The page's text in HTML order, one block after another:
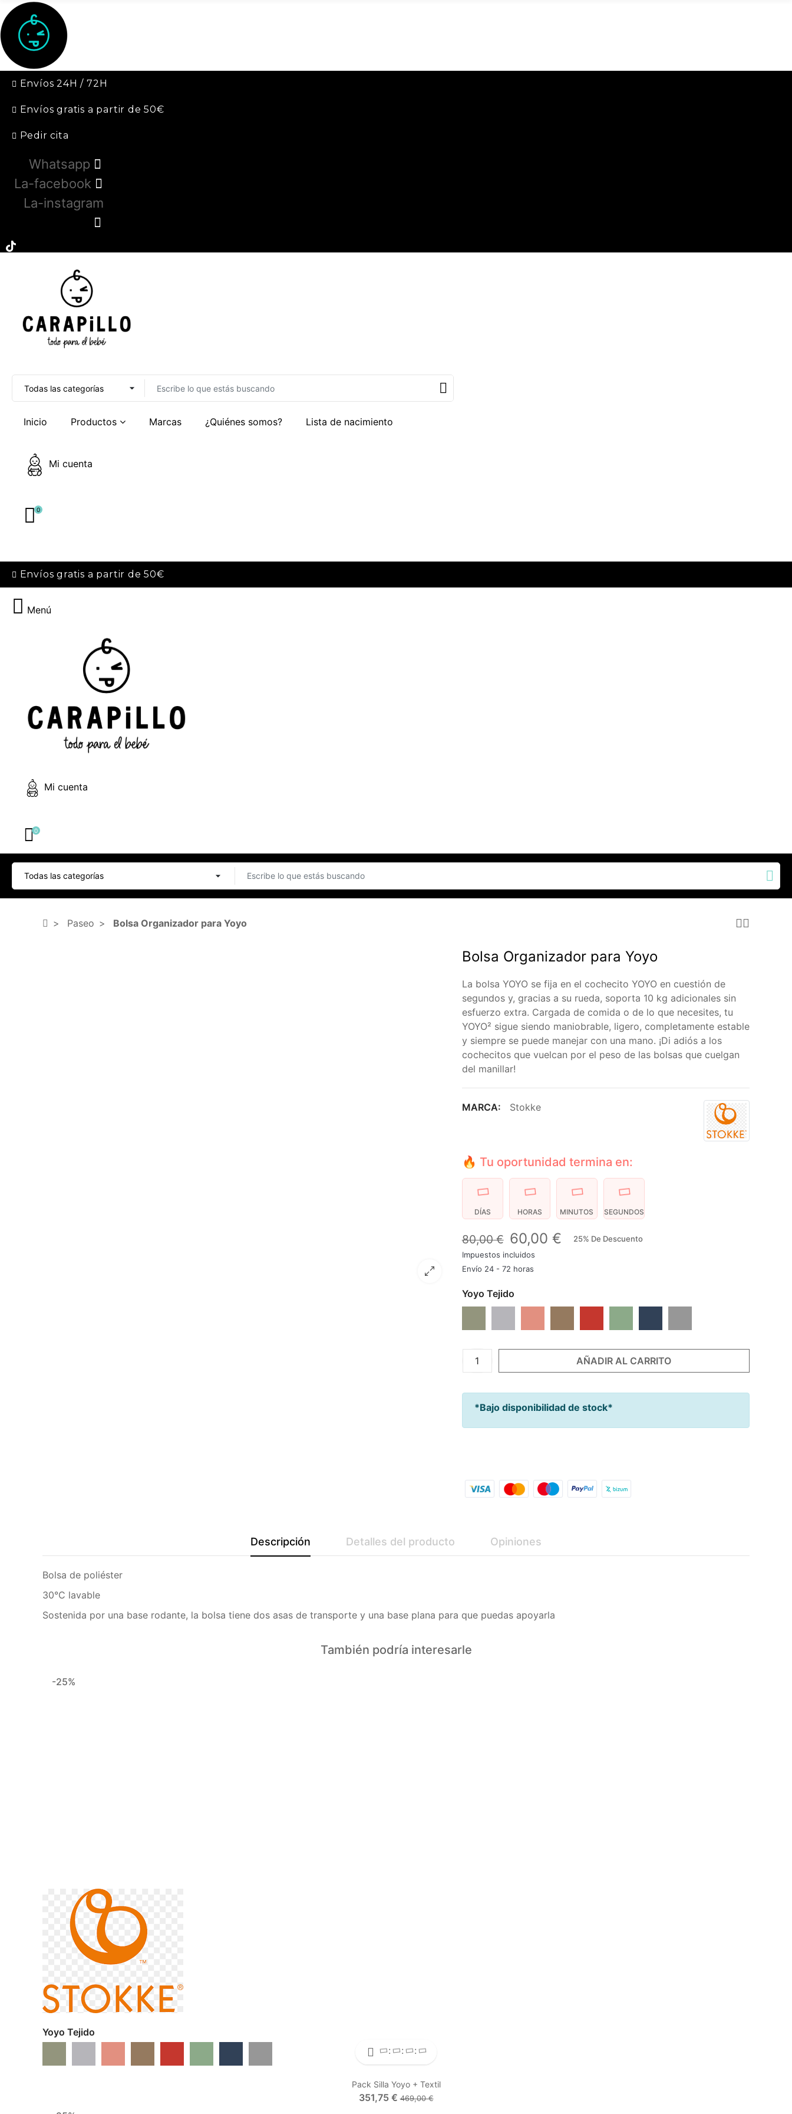
Envíos 24H / 72H
Envíos gratis a partir de 50€
Pedir cita
Whatsapp
La-facebook
La-instagram
Inicio Productos Marcas ¿Quiénes somos? Lista de nacimiento
Mi cuenta
0
Envíos gratis a partir de 50€
Menú
Mi cuenta
0
Paseo Bolsa Organizador para Yoyo
Bolsa Organizador para Yoyo
La bolsa YOYO se fija en el cochecito YOYO en cuestión de
segundos y, gracias a su rueda, soporta 10 kg adicionales sin
esfuerzo extra. Cargada de comida o de lo que necesites, tu
YOYO² sigue siendo maniobrable, ligero, completamente estable
y siempre se puede manejar con una mano. ¡Di adiós a los
cochecitos que vuelcan por el peso de las bolsas que cuelgan
del manillar!
MARCA: Stokke
🔥 Tu oportunidad termina en:
DÍAS HORAS MINUTOS SEGUNDOS
80,00 € 60,00 €
25% De Descuento
Impuestos incluidos
Envío 24 - 72 horas
Yoyo Tejido
AÑADIR AL CARRITO
*Bajo disponibilidad de stock*
Descripción Detalles del producto Opiniones
Bolsa de poliéster
30°C lavable
Sostenida por una base rodante, la bolsa tiene dos asas de transporte y una base plana para que puedas apoyarla
También podría interesarle
-25%
Yoyo Tejido
Pack Silla Yoyo + Textil
351,75 €469,00 €